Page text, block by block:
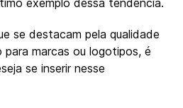
se destacam pela qualidade
para marcas ou logotipos, é
se inserir nesse